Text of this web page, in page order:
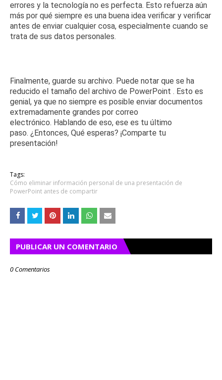
errores y la tecnología no es perfecta. Esto refuerza aún
más por qué siempre es una buena idea verificar y verificar
antes de enviar cualquier cosa, especialmente cuando se
trata de sus datos personales.
Finalmente, guarde su archivo. Puede notar que se ha
reducido el tamaño del archivo de PowerPoint . Esto es
genial, ya que no siempre es posible enviar documentos
extremadamente grandes por correo
electrónico. Hablando de eso, ese es tu último
paso. ¿Entonces, Qué esperas? ¡Comparte tu
presentación!
Tags:
Cómo eliminar información personal de una presentación de
PowerPoint antes de compartir
PUBLICAR UN COMENTARIO
0 Comentarios